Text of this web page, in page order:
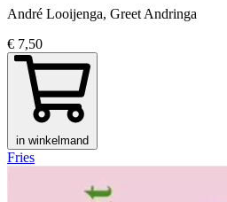
André Looijenga, Greet Andringa
€ 7,50
in winkelmand
Fries